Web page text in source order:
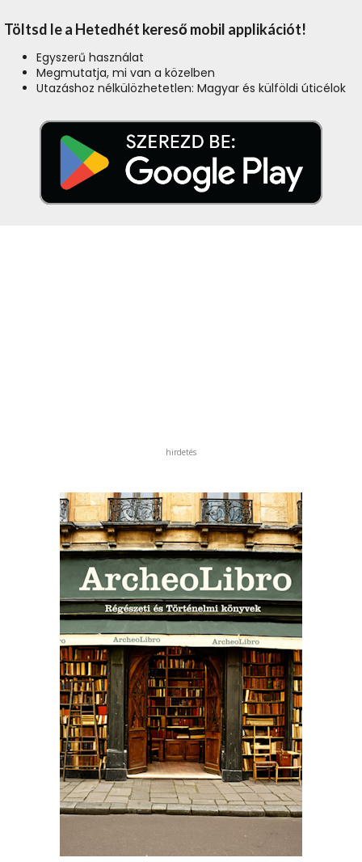
Töltsd le a Hetedhét kereső mobil applikációt!
Egyszerű használat
Megmutatja, mi van a közelben
Utazáshoz nélkülözhetetlen: Magyar és külföldi úticélok
hirdetés